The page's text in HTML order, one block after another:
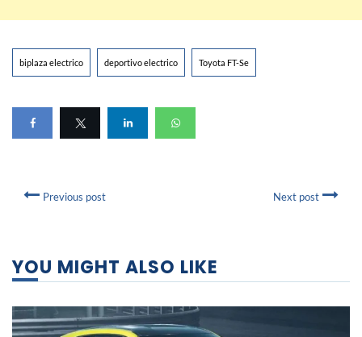
biplaza electrico deportivo electrico Toyota FT-Se
Previous post Next post
YOU MIGHT ALSO LIKE